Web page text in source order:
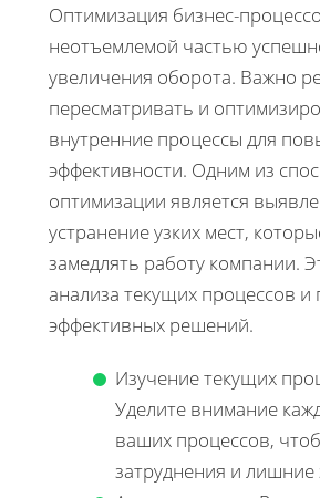
Оптимизация бизнес-
неотъемлемой частью
увеличения оборота. Важно
пересматривать и
внутренние процессы для
эффективности. Одним из
оптимизации является
устранение узких мест,
замедлять работу компании.
анализа текущих процессов и
эффективных решений.
Изучение текущих
Уделите внимание
ваших процессов,
затруднения и лишние